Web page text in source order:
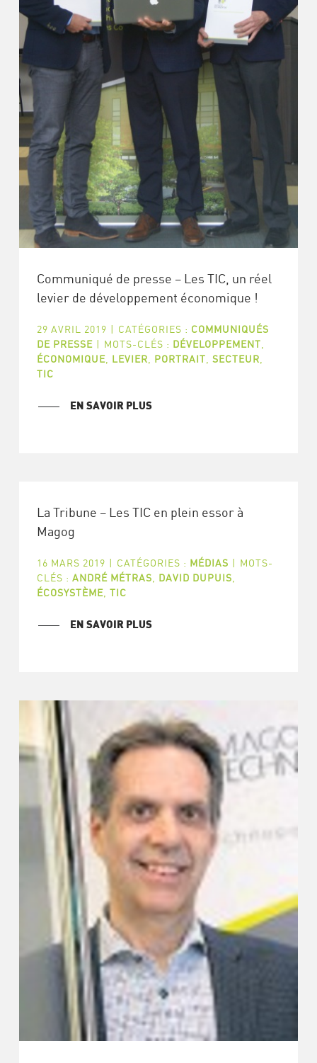
Communiqué de presse – Les TIC, un réel
levier de développement économique !
29 AVRIL 2019 | CATÉGORIES : COMMUNIQUÉS
DE PRESSE | MOTS-CLÉS : DÉVELOPPEMENT
ÉCONOMIQUE, LEVIER PORTRAIT SECTEUR
TIC
EN SAVOIR PLUS
La Tribune – Les TIC en plein essor à
Magog
16 MARS 2019 | CATÉGORIES : MÉDIAS | MOTS-
CLÉS : ANDRÉ MÉTRAS DAVID DUPUIS
ÉCOSYSTÈME, TIC
EN SAVOIR PLUS